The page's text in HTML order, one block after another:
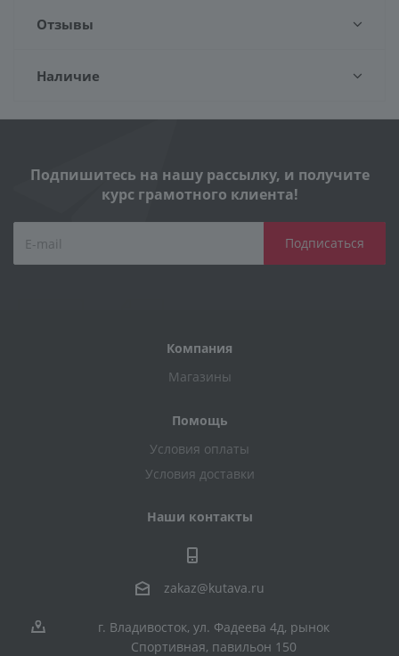
Отзывы
Наличие
Подпишитесь на нашу рассылку, и получите
курс грамотного клиента!
Компания
Магазины
Помощь
Условия оплаты
Условия доставки
Наши контакты
zakaz@kutava.ru
г. Владивосток, ул. Фадеева 4д, рынок
Спортивная, павильон 150